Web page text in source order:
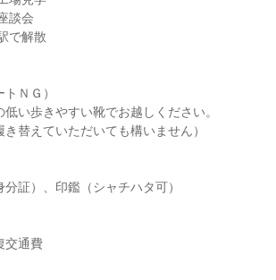
談会
で解散
ＮＧ）
い歩きやすい靴でお越しください。
替えていただいても構いません）
証）、印鑑（シャチハタ可）
交通費